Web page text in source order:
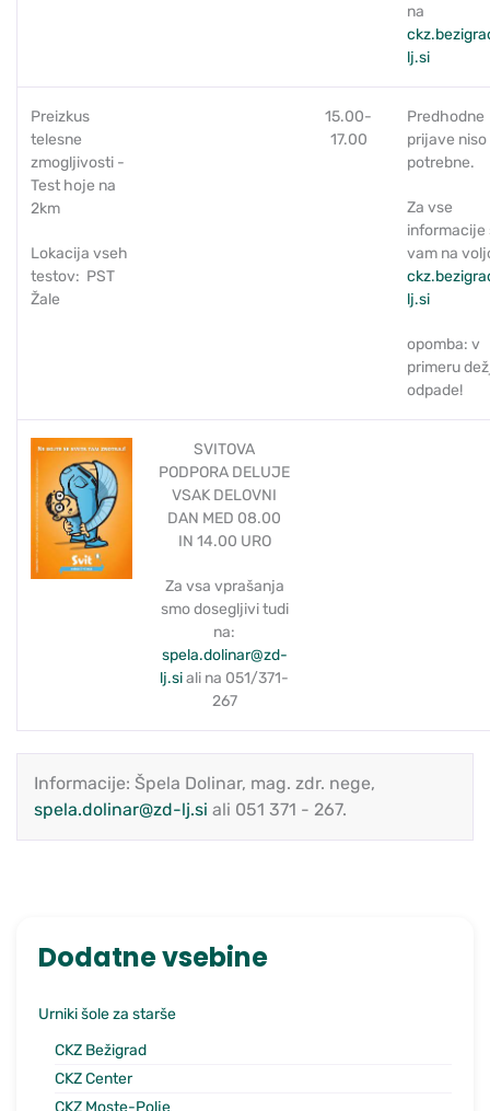
Dodatne vsebine
Urniki šole za starše
CKZ Bežigrad
CKZ Center
CKZ Moste-Polje
na
c
lj.si
Preizkus
telesne
zmogljivosti -
Test hoje na
2km
Lokacija vseh
testov: PST
Žale
15.00-
17.00
Predhodne
prijave niso
potrebne.
Za vse
informacije
vam na
c
lj.si
opomba: v
primeru
odpade!
SVITOVA
PODPORA DELUJE
VSAK DELOVNI
DAN MED 08.00
IN 14.00 URO
Za vsa vprašanja
smo dosegljivi tudi
na:
spela.dolinar@zd-
lj.siali na 051/371-
267
Informacije: Špela Dolinar, mag. zdr. nege,
spela.dolinar@zd-lj.si ali 051 371 - 267.